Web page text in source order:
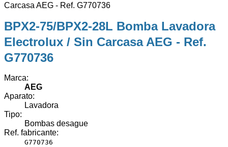
BPX2-75/BPX2-28L Bomba Lavadora
Electrolux / Sin Carcasa AEG - Ref.
G770736
Marca:
AEG
Aparato:
Lavadora
Tipo:
Bombas desague
Ref. fabricante:
G770736